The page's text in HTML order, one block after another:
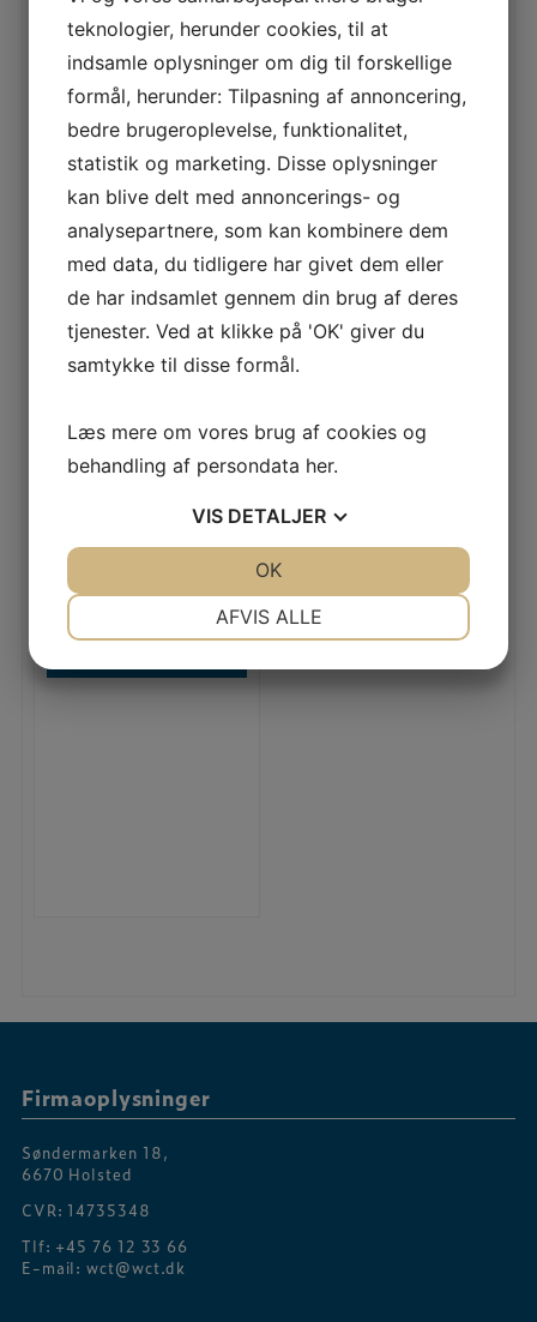
Osv.
Relaterede varer
Filtervæv Net på ramme
Firmaoplysninger
Søndermarken 18,
6670 Holsted
CVR: 14735348
Tlf: +45 76 12 33 66
E-mail:wct@wct.dk
teknologier, herunder cookies, til at
indsamle oplysninger om dig til forskellige
formål, herunder: Tilpasning af annoncering,
bedre brugeroplevelse, funktionalitet,
statistik og marketing. Disse oplysninger
kan blive delt med annoncerings- og
analysepartnere, som kan kombinere dem
med data, du tidligere har givet dem eller
de har indsamlet gennem din brug af deres
tjenester. Ved at klikke på 'OK' giver du
samtykke til disse formål.
Læs mere om vores brug af cookies og
behandling af persondata her.
VIS DETALJER
AFVIS ALLE
OK